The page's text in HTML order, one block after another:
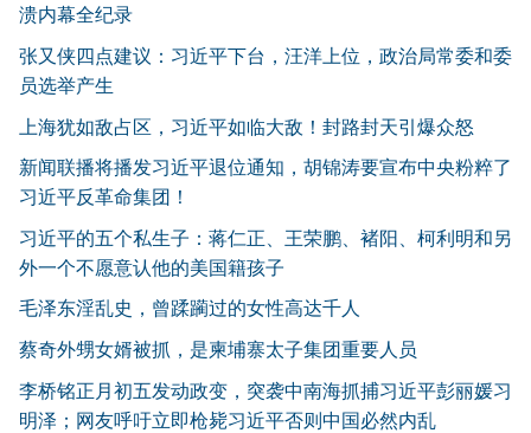
溃内幕全纪录
张又侠四点建议：习近平下台，汪洋上位，政治局常委和委
员选举产生
上海犹如敌占区，习近平如临大敌！封路封天引爆众怒
新闻联播将播发习近平退位通知，胡锦涛要宣布中央粉粹了
习近平反革命集团！
习近平的五个私生子：蒋仁正、王荣鹏、褚阳、柯利明和另
外一个不愿意认他的美国籍孩子
毛泽东淫乱史，曾蹂躏过的女性高达千人
蔡奇外甥女婿被抓，是柬埔寨太子集团重要人员
李桥铭正月初五发动政变，突袭中南海抓捕习近平彭丽媛习
明泽；网友呼吁立即枪毙习近平否则中国必然内乱